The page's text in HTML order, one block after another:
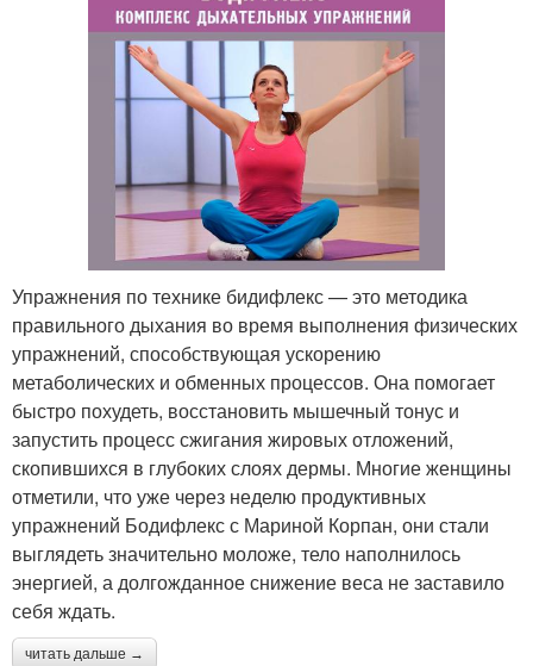
Упражнения по технике бидифлекс — это методика
правильного дыхания во время выполнения физических
упражнений, способствующая ускорению
метаболических и обменных процессов. Она помогает
быстро похудеть, восстановить мышечный тонус и
запустить процесс сжигания жировых отложений,
скопившихся в глубоких слоях дермы. Многие женщины
отметили, что уже через неделю продуктивных
упражнений Бодифлекс с Мариной Корпан, они стали
выглядеть значительно моложе, тело наполнилось
энергией, а долгожданное снижение веса не заставило
себя ждать.
читать дальше →